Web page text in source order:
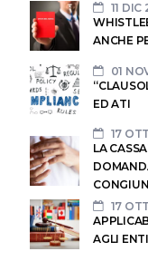
11 DIC
ANCHE
01
ED ATI
17
LA
17
AGLI